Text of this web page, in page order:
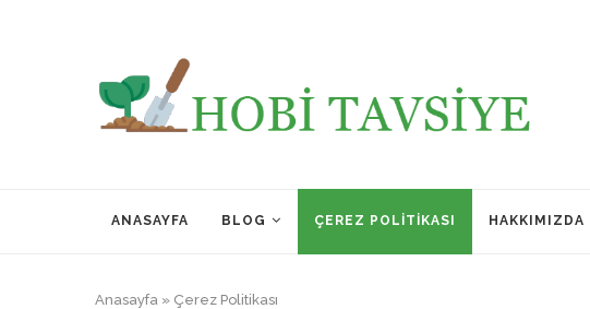
ANASAYFA BLOG ÇEREZ POLITIKASI HAKKIMIZDA
Anasayfa » Çerez Politikası